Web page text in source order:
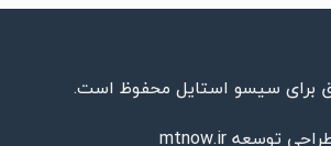
برای سیسو استایل محفوظ است.
توسعهmtnow.ir